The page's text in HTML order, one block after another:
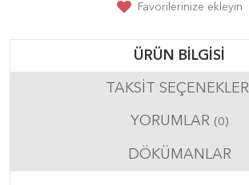
Favorilerinize ekleyin
ÜRÜN BILGISI
TAKSIT SEÇENEKLERI
YORUMLAR (0)
DÖKÜMANLAR